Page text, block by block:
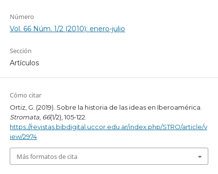
Número
Vol. 66 Núm. 1/2 (2010): enero-julio
Sección
Artículos
Cómo citar
Ortiz, G. (2019). Sobre la historia de las ideas en Iberoamérica.
Stromata, 66(1/2), 105-122.
https://revistas.bibdigital.uccor.edu.ar/index.php/STRO/article/v
iew/2974
Más formatos de cita